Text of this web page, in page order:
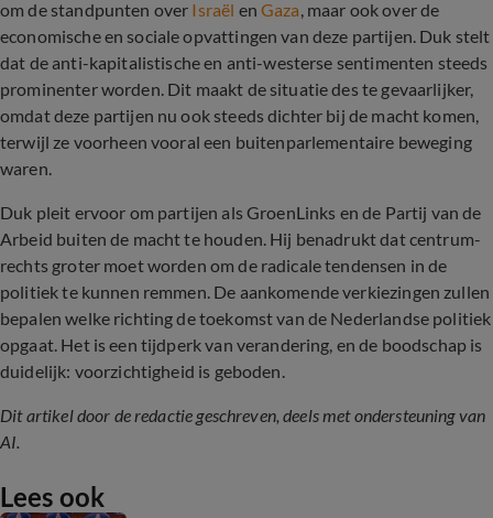
om de standpunten over Israël en Gaza, maar ook over de
economische en sociale opvattingen van deze partijen. Duk stelt
dat de anti-kapitalistische en anti-westerse sentimenten steeds
prominenter worden. Dit maakt de situatie des te gevaarlijker,
omdat deze partijen nu ook steeds dichter bij de macht komen,
terwijl ze voorheen vooral een buitenparlementaire beweging
waren.
Duk pleit ervoor om partijen als GroenLinks en de Partij van de
Arbeid buiten de macht te houden. Hij benadrukt dat centrum-
rechts groter moet worden om de radicale tendensen in de
politiek te kunnen remmen. De aankomende verkiezingen zullen
bepalen welke richting de toekomst van de Nederlandse politiek
opgaat. Het is een tijdperk van verandering, en de boodschap is
duidelijk: voorzichtigheid is geboden.
Dit artikel door de redactie geschreven, deels met ondersteuning van
AI.
Lees ook